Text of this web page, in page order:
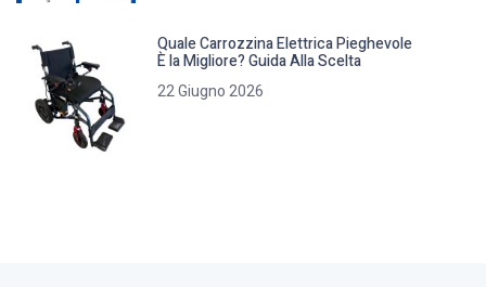
Quale Carrozzina Elettrica Pieghevole
È la Migliore? Guida Alla Scelta
22 Giugno 2026